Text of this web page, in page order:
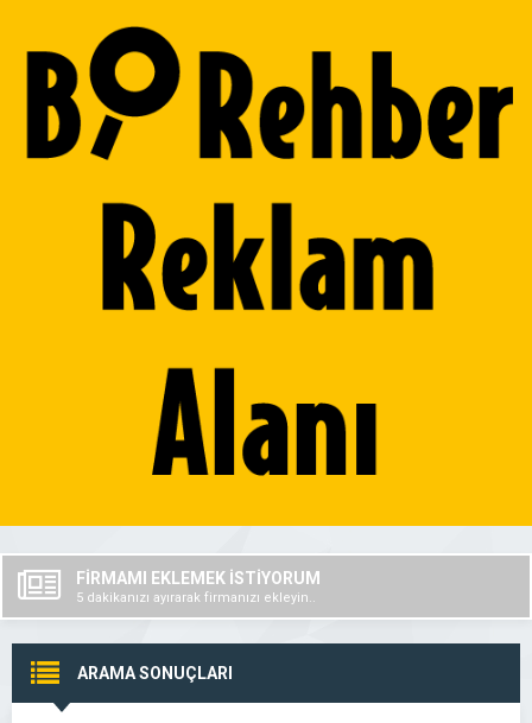
FİRMAMI EKLEMEK İSTİYORUM
5 dakikanızı ayırarak firmanızı ekleyin..
ARAMA SONUÇLARI